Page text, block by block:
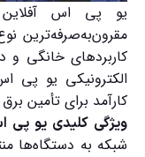
یو پی اس
مقرون‌به‌صرفه‌ترین
کاربردهای خانگی و
الکترونیکی یو پی
کارآمد برای تأمین
ویژگی کلیدی یو پی
شبکه به دستگاه‌ها